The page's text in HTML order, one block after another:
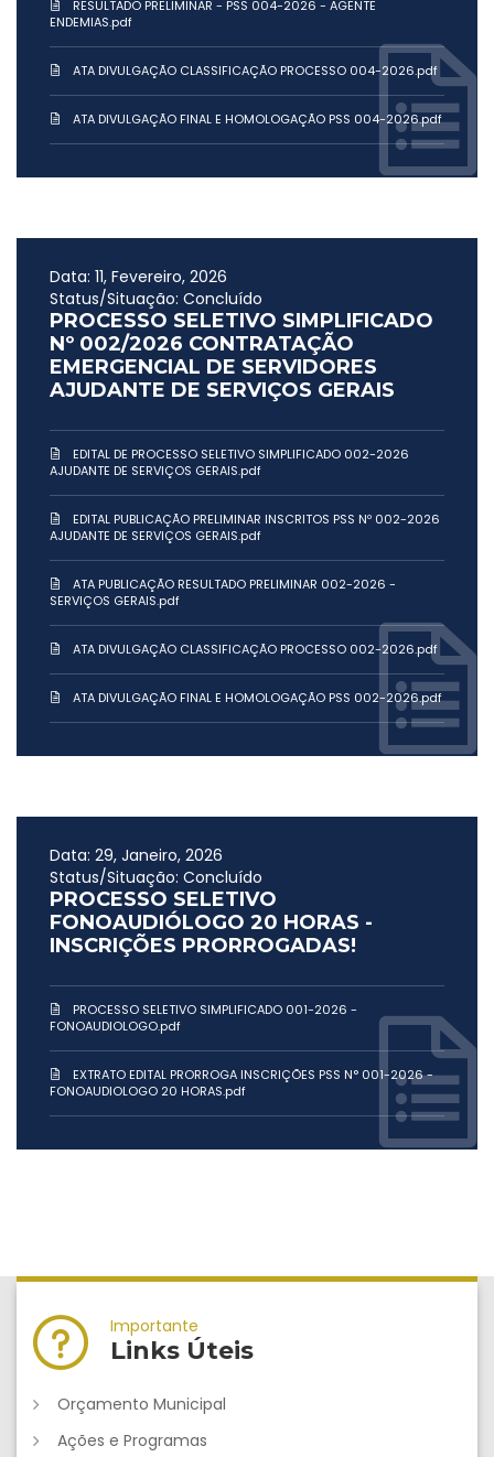
RESULTADO PRELIMINAR - PSS 004-2026 - AGENTE
ENDEMIAS.pdf
ATA DIVULGAÇÃO CLASSIFICAÇÃO PROCESSO 004-2026.pdf
ATA DIVULGAÇÃO FINAL E HOMOLOGAÇÃO PSS 004-2026.pdf
Data: 11, Fevereiro, 2026
Status/Situação: Concluído
PROCESSO SELETIVO SIMPLIFICADO
Nº 002/2026 CONTRATAÇÃO
EMERGENCIAL DE SERVIDORES
AJUDANTE DE SERVIÇOS GERAIS
EDITAL DE PROCESSO SELETIVO SIMPLIFICADO 002-2026
AJUDANTE DE SERVIÇOS GERAIS.pdf
EDITAL PUBLICAÇÃO PRELIMINAR INSCRITOS PSS Nº 002-2026
AJUDANTE DE SERVIÇOS GERAIS.pdf
ATA PUBLICAÇÃO RESULTADO PRELIMINAR 002-2026 -
SERVIÇOS GERAIS.pdf
ATA DIVULGAÇÃO CLASSIFICAÇÃO PROCESSO 002-2026.pdf
ATA DIVULGAÇÃO FINAL E HOMOLOGAÇÃO PSS 002-2026.pdf
Data: 29, Janeiro, 2026
Status/Situação: Concluído
PROCESSO SELETIVO
FONOAUDIÓLOGO 20 HORAS -
INSCRIÇÕES PRORROGADAS!
PROCESSO SELETIVO SIMPLIFICADO 001-2026 -
FONOAUDIOLOGO.pdf
EXTRATO EDITAL PRORROGA INSCRIÇÕES PSS N° 001-2026 -
FONOAUDIOLOGO 20 HORAS.pdf
Importante
Links Úteis
Orçamento Municipal
Ações e Programas